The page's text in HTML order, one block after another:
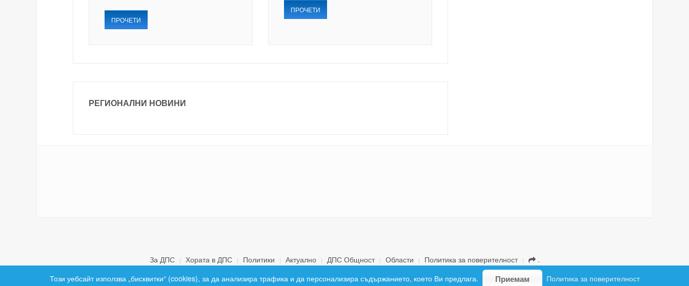
ПРОЧЕТИ
ПРОЧЕТИ
РЕГИОНАЛНИ НОВИНИ
За ДПС Хората в ДПС Политики Актуално ДПС Общност Области Политика за поверителност
.
Този уебсайт използва „бисквитки“ (cookies), за да анализира трафика и да персонализира съдържанието, което Ви предлага. Приемам Политика за поверителност